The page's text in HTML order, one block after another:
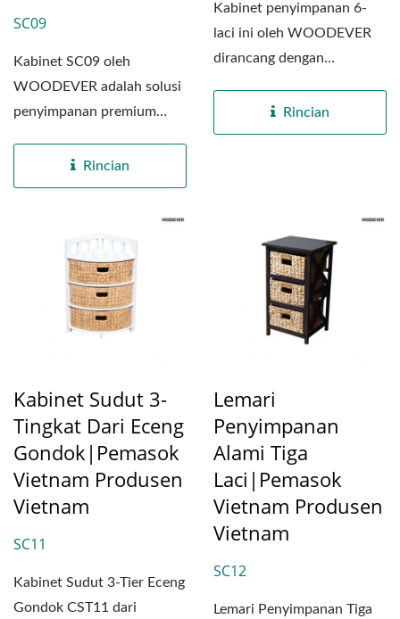
SC09
Kabinet SC09 oleh
WOODEVER adalah solusi
penyimpanan premium
fungsionalitas...
Rincian
Kabinet penyimpanan 6-
laci ini oleh WOODEVER
dirancang dengan
keberlanjutan...
Rincian
Kabinet Sudut 3-
Tingkat Dari Eceng
Gondok|Pemasok
Vietnam Produsen
Vietnam
SC11
Kabinet Sudut 3-Tier Eceng
Gondok CST11 dari
Lemari
Penyimpanan
Alami Tiga
Laci|Pemasok
Vietnam Produsen
Vietnam
SC12
Lemari Penyimpanan Tiga